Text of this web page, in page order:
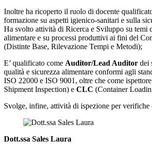
Inoltre ha ricoperto il ruolo di docente
formazione su aspetti igienico-sanitari e sulla
Ha svolto attività di Ricerca e Sviluppo su temi
alimentare e su processi produttivi ai fini del
(Distinte Base, Rilevazione Tempi e Metodi);
E’ qualificato come Auditor/Lead Auditor dei
qualità e sicurezza alimentare conformi agli
ISO 22000 e ISO 9001, oltre che come
Shipment Inspection) e CLC (Container
Svolge, infine, attività di ispezione per verifiche
Dott.ssa Sales Laura